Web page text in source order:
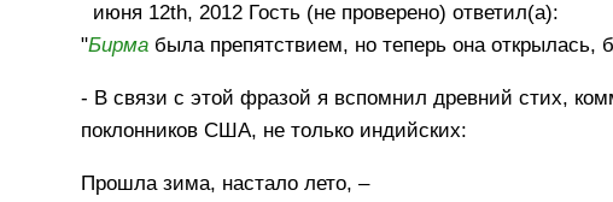
июня 12th, 2012 Гость (не проверено) ответил(а):
"Бирма была препятствием, но теперь она открылась,
- В связи с этой фразой я вспомнил древний стих,
поклонников США, не только индийских:
Прошла зима, настало лето, –